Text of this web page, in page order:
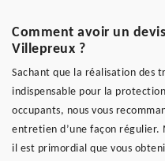
Comment avoir un
Villepreux ?
Sachant que la réalisation des
indispensable pour la
occupants, nous vous
entretien d’une façon régulier.
il est primordial que vous